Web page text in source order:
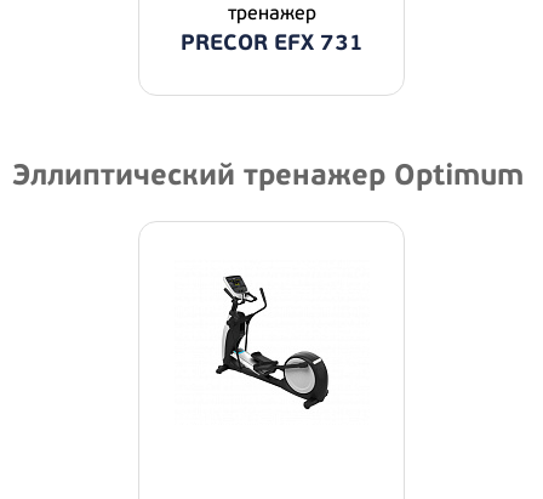
тренажер
PRECOR EFX 731
Эллиптический тренажер Optimum